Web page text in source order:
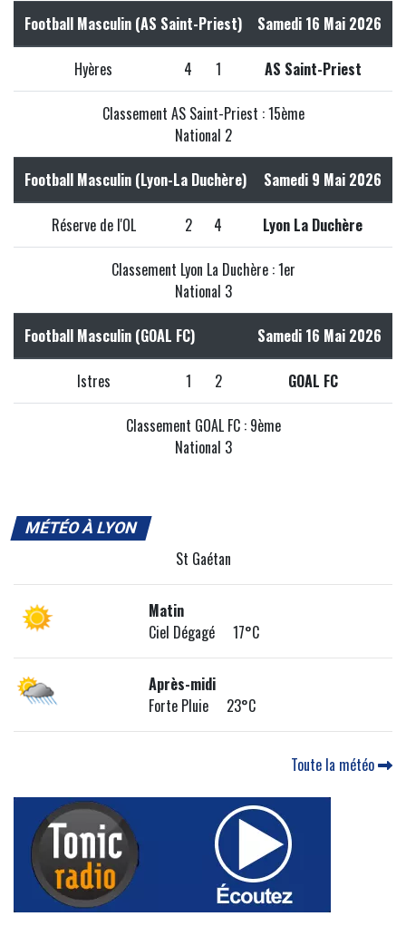
Football Masculin (AS Saint-Priest) Samedi 16 Mai 2026
Hyères 4 1 AS Saint-Priest
Classement AS Saint-Priest : 15ème
National 2
Football Masculin (Lyon-La Duchère) Samedi 9 Mai 2026
Réserve de l'OL 2 4 Lyon La Duchère
Classement Lyon La Duchère : 1er
National 3
Football Masculin (GOAL FC) Samedi 16 Mai 2026
Istres 1 2 GOAL FC
Classement GOAL FC : 9ème
National 3
MÉTÉO À LYON
St Gaétan
Matin
Ciel Dégagé 17°C
Après-midi
Forte Pluie 23°C
Toute la météo